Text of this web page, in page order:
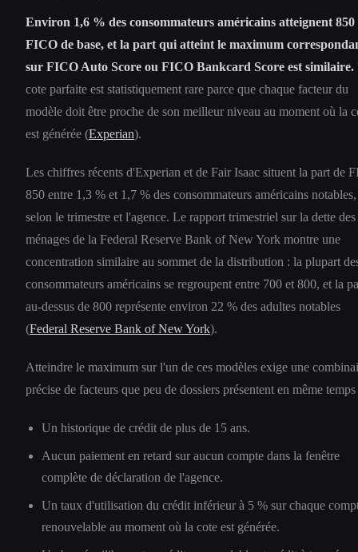
Environ 1,6 % des consommateurs américains atteignent 850
FICO de base, et la part qui atteint le maximum
sur FICO Auto Score ou FICO Bankcard Score est similaire.
cote parfaite est statistiquement rare parce que chaque facteur du
modèle doit être proche de son meilleur niveau au moment où la
est générée (Experian).
Les chiffres récents d'Experian et de Fair Isaac situent la part de
850 entre 1,3 % et 1,7 % des consommateurs américains notables,
selon le trimestre et l'agence. Le rapport trimestriel sur la dette des
ménages de la Federal Reserve Bank of New York montre une
concentration similaire au sommet de la distribution : la plupart
consommateurs américains se regroupent entre 700 et 800, et la
au-dessus de 800 représente environ 22 % des adultes notables
(Federal Reserve Bank of New York).
Atteindre le maximum sur l'un de ces modèles exige une
précise de facteurs que peu de dossiers présentent en même temps
Un historique de crédit de plus de 15 ans.
Aucun paiement en retard sur aucun compte dans la fenêtre
complète de déclaration de l'agence.
Un taux d'utilisation du crédit inférieur à 5 % sur chaque
renouvelable au moment où la cote est générée.